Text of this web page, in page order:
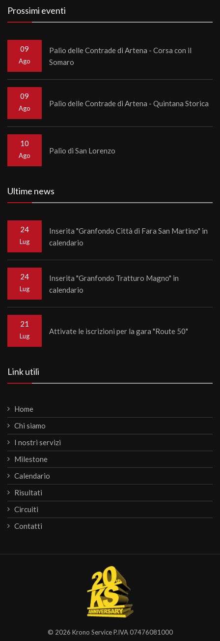
Prossimi eventi
09
Ago
Palio delle Contrade di Artena - Corsa con il
Somaro
09
Ago
Palio delle Contrade di Artena - Quintana Storica
10
Ago
Palio di San Lorenzo
Ultime news
24
Lug
Inserita "Granfondo Città di Fara San Martino" in
calendario
24
Lug
Inserita "Granfondo Tratturo Magno" in
calendario
21
Lug
Attivate le iscrizioni per la gara "Route 50"
Link utili
Home
Chi siamo
I nostri servizi
Milestone
Calendario
Risultati
Circuiti
Contatti
© 2026 Krono ServiceP.IVA 07476081000